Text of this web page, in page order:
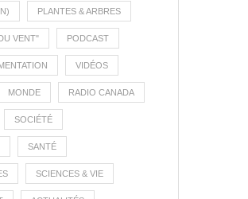
PLANTES & ARBRES
VENT" PODCAST
VIDÉOS
MONDE RADIO CANADA
SOCIÉTÉ
SANTÉ
SCIENCES & VIE